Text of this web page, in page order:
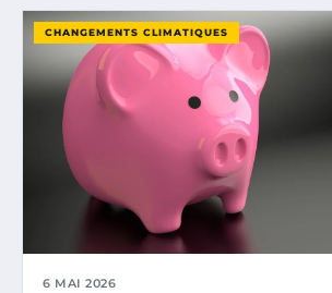
CHANGEMENTS CLIMATIQUES
6 MAI 2026